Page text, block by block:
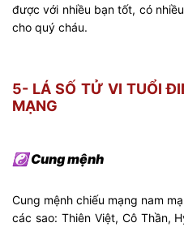
được với nhiều bạn tốt, có
cho quý cháu.
5- LÁ SỐ TỬ VI TUỔI
MẠNG
☯ Cung mệnh
Cung mệnh chiếu mạng nam
các sao: Thiên Việt, Cô Thần,